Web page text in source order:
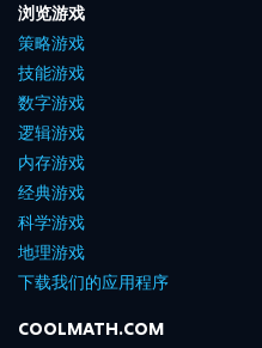
浏览游戏
策略游戏
技能游戏
数字游戏
逻辑游戏
内存游戏
经典游戏
科学游戏
地理游戏
下载我们的应用程序
COOLMATH.COM